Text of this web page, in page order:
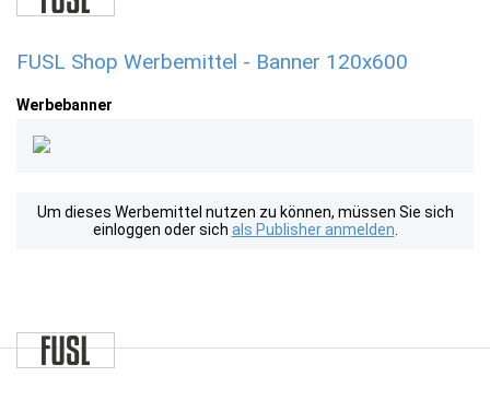
FUSL Shop Werbemittel - Banner 120x600
Werbebanner
Um dieses Werbemittel nutzen zu können, müssen Sie sich
einloggen oder sich als Publisher anmelden